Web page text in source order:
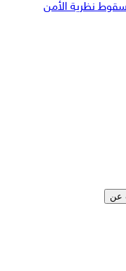
نظرية الأمن
عن